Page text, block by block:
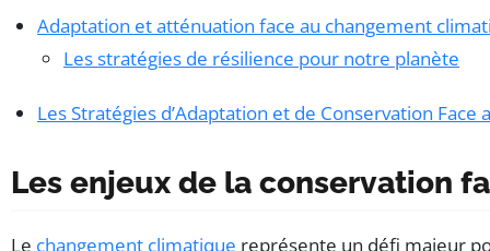
Adaptation et atténuation face au changement
Les stratégies de résilience pour notre planète
Les Stratégies d’Adaptation et de Conservation
Les enjeux de la conservation
Le changement climatique représente un défi majeur